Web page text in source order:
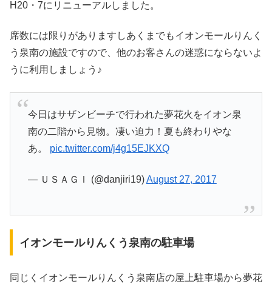
H20・7にリニューアルしました。
席数には限りがありますしあくまでもイオンモールりんく
う泉南の施設ですので、他のお客さんの迷惑にならないよ
うに利用しましょう♪
今日はサザンビーチで行われた夢花火をイオン泉
南の二階から見物。凄い迫力！夏も終わりやな
あ。 pic.twitter.com/j4g15EJKXQ
— ＵＳＡＧＩ (@danjiri19)August 27, 2017
イオンモールりんくう泉南の駐車場
同じくイオンモールりんくう泉南店の屋上駐車場から夢花